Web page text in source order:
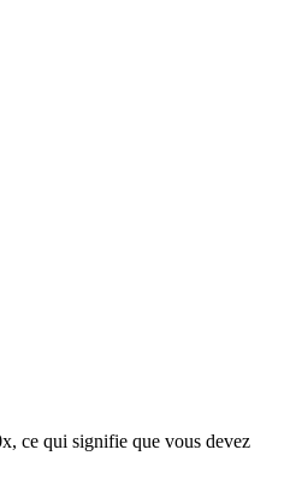
ce qui signifie que vous devez